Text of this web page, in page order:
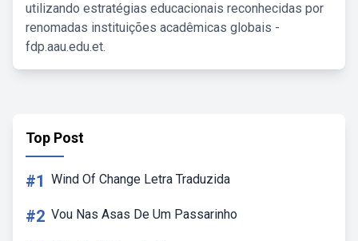
utilizando estratégias educacionais reconhecidas por
renomadas instituições acadêmicas globais -
fdp.aau.edu.et.
Top Post
#1 Wind Of Change Letra Traduzida
#2 Vou Nas Asas De Um Passarinho